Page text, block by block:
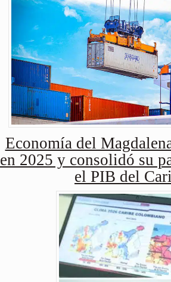
Economía del
en 2025 y consolidó su
el PIB del